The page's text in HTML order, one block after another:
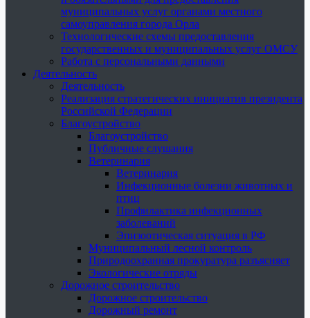
муниципальных услуг органами местного
самоуправления города Орла
Технологические схемы предоставления
государственных и муниципальных услуг ОМСУ
Работа с персональными данными
Деятельность
Деятельность
Реализация стратегических инициатив президента
Российской Федерации
Благоустройство
Благоустройство
Публичные слушания
Ветеринария
Ветеринария
Инфекционные болезни животных и
птиц
Профилактика инфекционных
заболеваний
Эпизоотическая ситуация в РФ
Муниципальный лесной контроль
Природоохранная прокуратура разъясняет
Экологические отряды
Дорожное строительство
Дорожное строительство
Дорожный ремонт